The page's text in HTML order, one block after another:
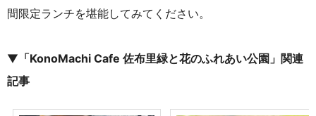
間限定ランチを堪能してみてください。
▼ 「KonoMachi Cafe 佐布里緑と花のふれあい公園」 関連
記事